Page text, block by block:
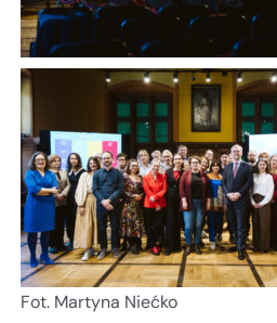
Fot. Martyna Niećko